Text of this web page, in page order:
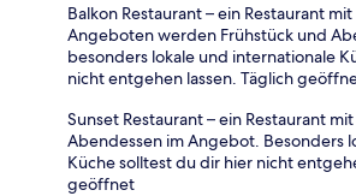
Balkon Restaurant – ein Restaurant
Angeboten werden Frühstück und
besonders lokale und internationale
nicht entgehen lassen. Täglich
Sunset Restaurant – ein Restaurant
Abendessen im Angebot. Besonders
Küche solltest du dir hier nicht
geöffnet